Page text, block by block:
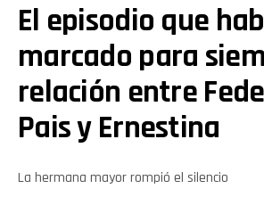
El episodio que
marcado para
relación entre
Pais y Ernestina
La hermana mayor rompió el silencio